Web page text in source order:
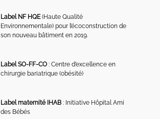
Label NF HQE(Haute Qualité
Environnementale) pour l’écoconstruction de
son nouveau bâtiment en 2019.
Label SO-FF-CO : Centre d’excellence en
chirurgie bariatrique (obésité)
Label maternité IHAB : Initiative Hôpital Ami
des Bébés